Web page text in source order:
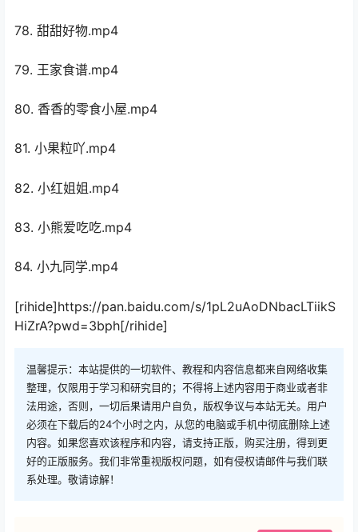
78. 甜甜好物.mp4
79. 王家食谱.mp4
80. 香香的零食小屋.mp4
81. 小果粒吖.mp4
82. 小红姐姐.mp4
83. 小熊爱吃吃.mp4
84. 小九同学.mp4
[rihide]https://pan.baidu.com/s/1pL2uAoDNbacLTiikS
HiZrA?pwd=3bph[/rihide]
温馨提示：本站提供的一切软件、教程和内容信息都来自网络收集
整理，仅限用于学习和研究目的；不得将上述内容用于商业或者非
法用途，否则，一切后果请用户自负，版权争议与本站无关。用户
必须在下载后的24个小时之内，从您的电脑或手机中彻底删除上述
内容。如果您喜欢该程序和内容，请支持正版，购买注册，得到更
好的正版服务。我们非常重视版权问题，如有侵权请邮件与我们联
系处理。敬请谅解！